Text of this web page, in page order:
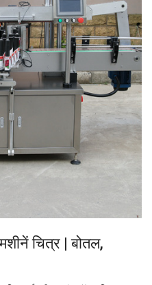
चित्र | बोतल,